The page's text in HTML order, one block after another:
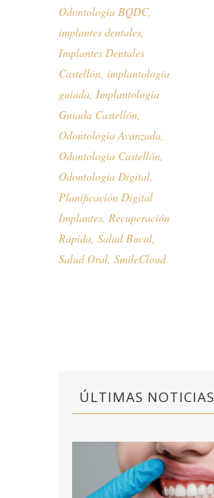
Odontología BQDC,
implantes dentales,
Implantes Dentales
Castellón, implantología
guiada, Implantología
Guiada Castellón,
Odontología Avanzada,
Odontología Castellón,
Odontología Digital,
Planificación Digital
Implantes, Recuperación
Rápida, Salud Bucal,
Salud Oral, SmileCloud
ÚLTIMAS NOTICIAS